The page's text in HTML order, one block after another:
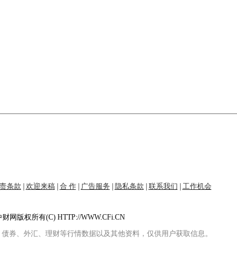
条款 欢迎来稿| 合 作| 广告服务 隐私条款 联系我们 工作机会
财网版权所有(C) HTTP://WWW.CFi.CN
券、外汇、理财等行情数据以及其他资料，仅供用户获取信息。